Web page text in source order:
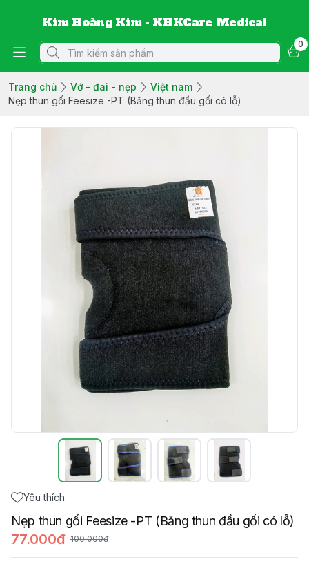
Kim Hoàng Kim - KHKCare Medical
0
Trang chủ Vớ - đai - nẹp
Việt nam
Nẹp thun gối Feesize -PT (Băng thun đầu gối có lỗ)
Yêu thích
Nẹp thun gối Feesize -PT (Băng thun đầu gối có lỗ)
77.000đ 100.000đ